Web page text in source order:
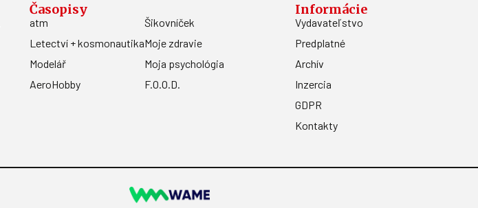
Časopisy
atm
Letectví + kosmonautika
Modelář
AeroHobby
Šikovníček
Moje zdravie
Moja psychológia
F.O.O.D.
Informácie
Vydavateľstvo
Predplatné
Archív
Inzercia
GDPR
Kontakty